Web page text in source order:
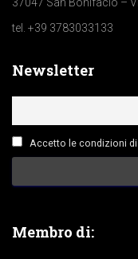
37047 San Bonifacio –
tel. +39 3783033133
Newsletter
Accetto le condizioni
Membro di: